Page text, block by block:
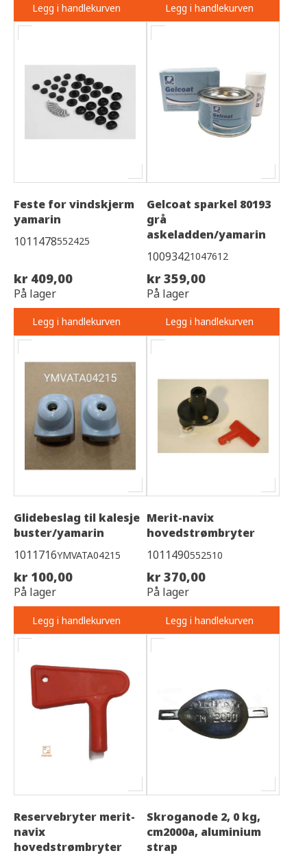
Legg i handlekurven Legg i handlekurven
Feste for vindskjerm
yamarin
1011478552425
kr 409,00
På lager
Legg i handlekurven
Gelcoat sparkel 80193
grå
askeladden/yamarin
10093421047612
kr 359,00
På lager
Legg i handlekurven
Glidebeslag til kalesje
buster/yamarin
1011716YMVATA04215
kr 100,00
På lager
Legg i handlekurven
Merit-navix
hovedstrømbryter
1011490552510
kr 370,00
På lager
Legg i handlekurven
Reservebryter merit-
navix
hovedstrømbryter
Skroganode 2, 0 kg,
cm2000a, aluminium
strap